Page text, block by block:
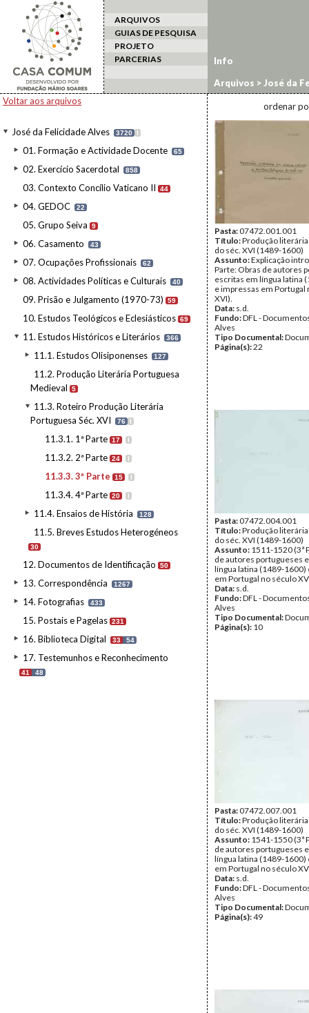
ARQUIVOS
GUIAS DE PESQUISA
PROJETO
PARCERIAS
Voltar aos arquivos
José da Felicidade Alves 3720 I
01. Formação e Actividade Docente 65
02. Exercício Sacerdotal 858
03. Contexto Concílio Vaticano II 44
04. GEDOC 22
05. Grupo Seiva 9
06. Casamento 43
07. Ocupações Profissionais 62
08. Actividades Políticas e Culturais 40
09. Prisão e Julgamento (1970-73) 59
10. Estudos Teológicos e Eclesiásticos 69
11. Estudos Históricos e Literários 366
11.1. Estudos Olisiponenses 127
11.2. Produção Literária Portuguesa
Medieval
5
11.3. Roteiro Produção Literária
Portuguesa Séc. XVI
76 I
11.3.1. 1ª Parte 17 I
11.3.2. 2ª Parte 24 I
11.3.3. 3ª Parte 15 I
11.3.4. 4ª Parte 20 I
11.4. Ensaios de História 128
11.5. Breves Estudos Heterogéneos
30
12. Documentos de Identificação 50
13. Correspondência 1267
14. Fotografias 433
15. Postais e Pagelas 231
16. Biblioteca Digital 33 54
17. Testemunhos e Reconhecimento
41 48
Info
Arquivos > José da
Literária Portuguesa
ordenar
Pasta:07472.001.001
Título:Produção
do séc. XVI (1489-1600)
Assunto:Explicação
Parte: Obras de autores
escritas em língua latina
e impressas em Portugal
XVI).
Data: s.d.
Fundo:DFL -
Alves
Tipo Documental:
Página(s):22
Pasta:07472.004.001
Título:Produção
do séc. XVI (1489-1600)
Assunto: 1511-1520 (3ª
de autores portugueses
língua latina (1489-1600)
em Portugal no século
Data: s.d.
Fundo:DFL -
Alves
Tipo Documental:
Página(s): 10
Pasta:07472.007.001
Título:Produção
do séc. XVI (1489-1600)
Assunto: 1541-1550 (3ª
de autores portugueses
língua latina (1489-1600)
em Portugal no século
Data: s.d.
Fundo:DFL -
Alves
Tipo Documental:
Página(s):49